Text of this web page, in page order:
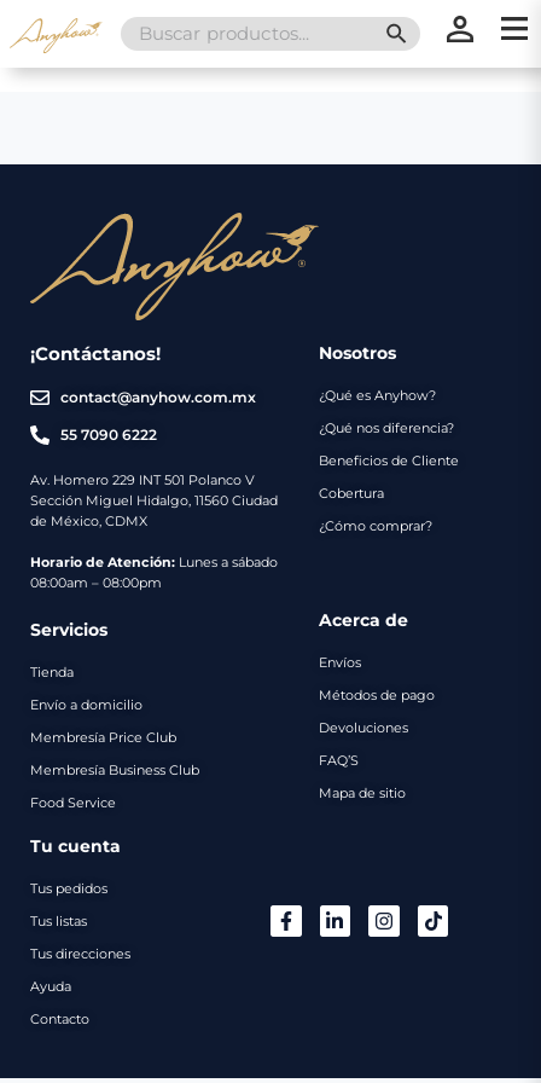
Search
for:
SEARCH
¡Contáctanos!
contact@anyhow.com.mx
55 7090 6222
Av. Homero 229 INT 501 Polanco V
Sección Miguel Hidalgo, 11560 Ciudad
de México, CDMX
Horario de Atención: Lunes a sábado
08:00am – 08:00pm
Nosotros
¿Qué es Anyhow?
¿Qué nos diferencia?
Beneficios de Cliente
Cobertura
¿Cómo comprar?
Servicios
Tienda
Envío a domicilio
Membresía Price Club
Membresía Business Club
Food Service
Acerca de
Envíos
Métodos de pago
Devoluciones
FAQ’S
Mapa de sitio
Tu cuenta
Tus pedidos
Tus listas
Tus direcciones
Ayuda
Contacto
Nosotros
Servicios
Envíos
Métodos
de
Catálogo
Regalos
Contacto